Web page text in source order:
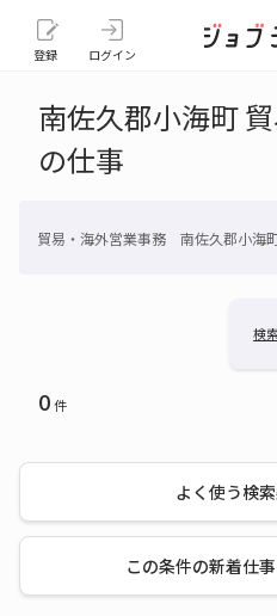
登録 ログイン
南佐久郡小海町
の仕事
貿易・海外営業事務 南佐久郡小海
検
0件
よく使う検
この条件の新着仕